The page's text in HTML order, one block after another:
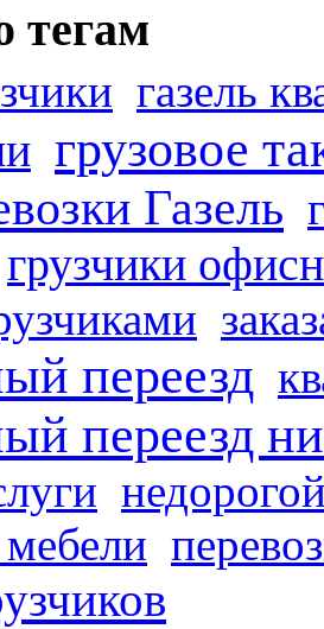
тегам
газель
грузовое
Газель
грузчики
переезд
переезд
мебели